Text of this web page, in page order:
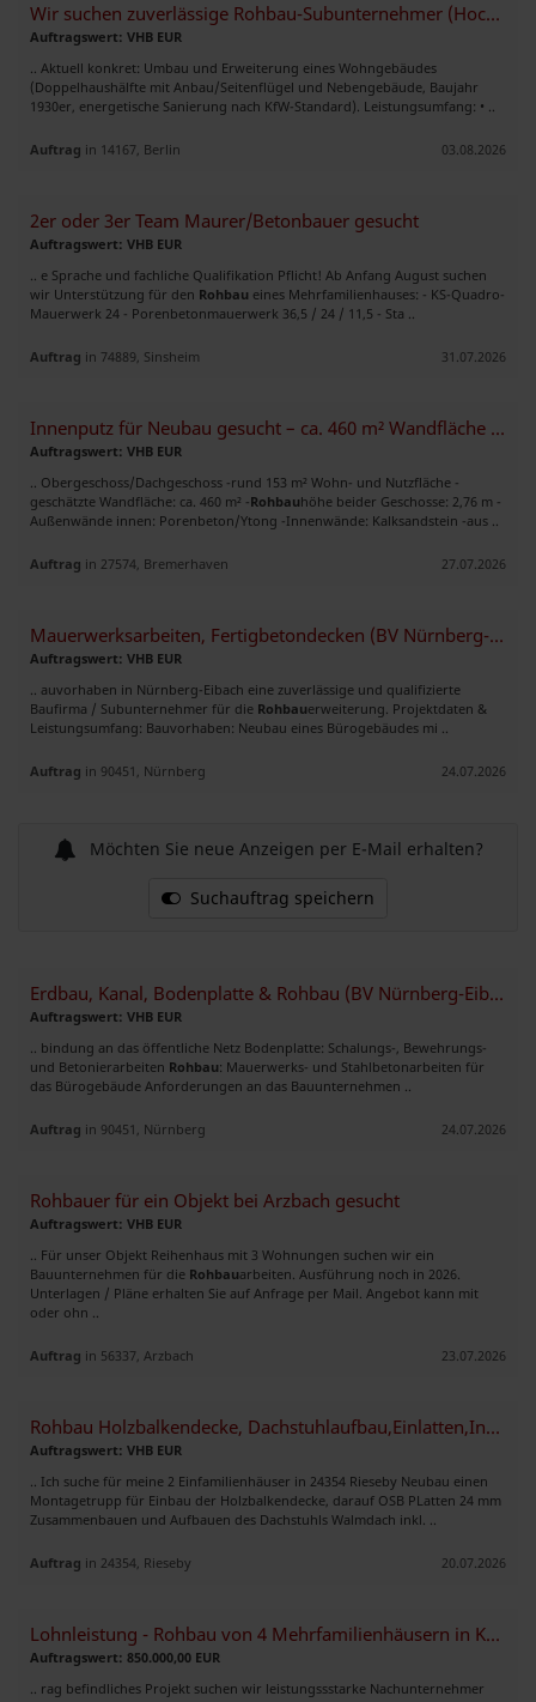
Wir suchen zuverlässige Rohbau-Subunternehmer (Hoch- und Stahlbetonbau
Auftragswert: VHB EUR
.. Aktuell konkret: Umbau und Erweiterung eines Wohngebäudes
(Doppelhaushälfte mit Anbau/Seitenflügel und Nebengebäude, Baujahr
1930er, energetische Sanierung nach KfW-Standard). Leistungsumfang: • ..
Auftrag in 14167, Berlin 03.08.2026
2er oder 3er Team Maurer/Betonbauer gesucht
Auftragswert: VHB EUR
.. e Sprache und fachliche Qualifikation Pflicht! Ab Anfang August suchen
wir Unterstützung für den Rohbau eines Mehrfamilienhauses: - KS-Quadro-
Mauerwerk 24 - Porenbetonmauerwerk 36,5 / 24 / 11,5 - Sta ..
Auftrag in 74889, Sinsheim 31.07.2026
Innenputz für Neubau gesucht – ca. 460 m² Wandfläche in Bremerhaven
Auftragswert: VHB EUR
.. Obergeschoss/Dachgeschoss -rund 153 m² Wohn- und Nutzfläche -
geschätzte Wandfläche: ca. 460 m² -Rohbauhöhe beider Geschosse: 2,76 m -
Außenwände innen: Porenbeton/Ytong -Innenwände: Kalksandstein -aus ..
Auftrag in 27574, Bremerhaven 27.07.2026
Mauerwerksarbeiten, Fertigbetondecken (BV Nürnberg-Eibac
Auftragswert: VHB EUR
.. auvorhaben in Nürnberg-Eibach eine zuverlässige und qualifizierte
Baufirma / Subunternehmer für die Rohbauerweiterung. Projektdaten &
Leistungsumfang: Bauvorhaben: Neubau eines Bürogebäudes mi ..
Auftrag in 90451, Nürnberg 24.07.2026
Möchten Sie neue Anzeigen per E-Mail erhalten?
Suchauftrag speichern
Erdbau, Kanal, Bodenplatte & Rohbau (BV Nürnberg-Eibach) ca. 600m²
Auftragswert: VHB EUR
.. bindung an das öffentliche Netz Bodenplatte: Schalungs-, Bewehrungs-
und Betonierarbeiten Rohbau: Mauerwerks- und Stahlbetonarbeiten für
das Bürogebäude Anforderungen an das Bauunternehmen ..
Auftrag in 90451, Nürnberg 24.07.2026
Rohbauer für ein Objekt bei Arzbach gesucht
Auftragswert: VHB EUR
.. Für unser Objekt Reihenhaus mit 3 Wohnungen suchen wir ein
Bauunternehmen für die Rohbauarbeiten. Ausführung noch in 2026.
Unterlagen / Pläne erhalten Sie auf Anfrage per Mail. Angebot kann mit
oder ohn ..
Auftrag in 56337, Arzbach 23.07.2026
Rohbau Holzbalkendecke, Dachstuhlaufbau,Einlatten,Innenausbau
Auftragswert: VHB EUR
.. Ich suche für meine 2 Einfamilienhäuser in 24354 Rieseby Neubau einen
Montagetrupp für Einbau der Holzbalkendecke, darauf OSB PLatten 24 mm
Zusammenbauen und Aufbauen des Dachstuhls Walmdach inkl. ..
Auftrag in 24354, Rieseby 20.07.2026
Lohnleistung - Rohbau von 4 Mehrfamilienhäusern in Köln
Auftragswert: 850.000,00 EUR
.. rag befindliches Projekt suchen wir leistungssstarke Nachunternehmer